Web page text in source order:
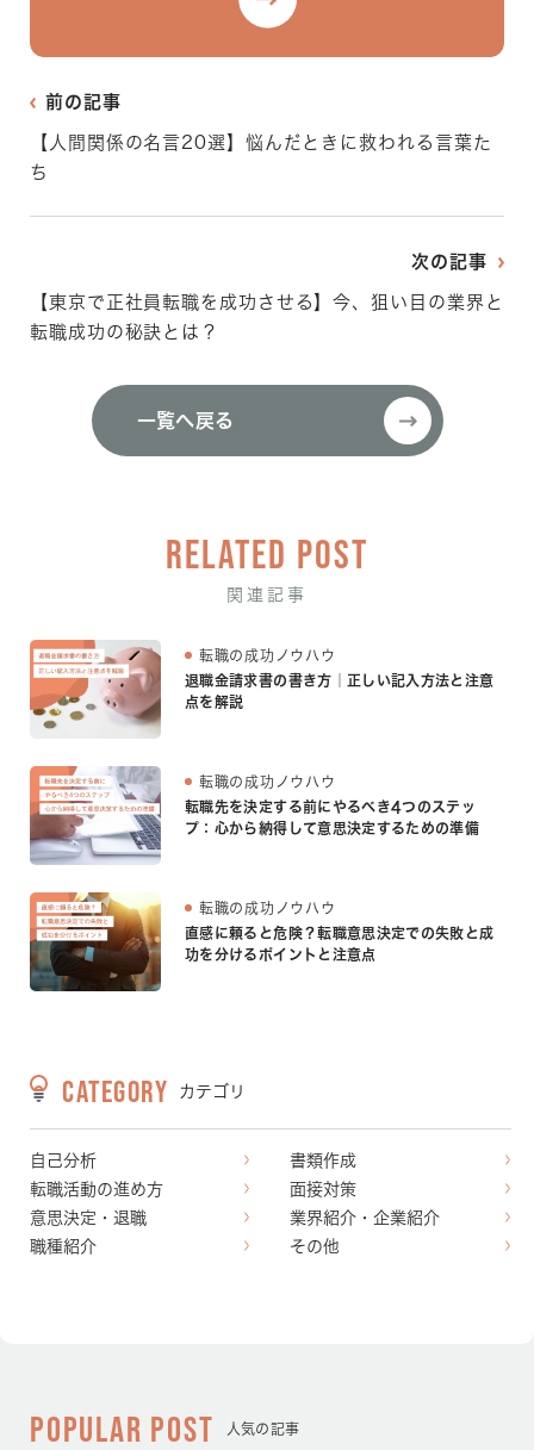
前の記事
【人間関係の名言20選】悩んだときに救われる言葉た
ち
次の記事
【東京で正社員転職を成功させる】今、狙い目の業界と
転職成功の秘訣とは？
一覧へ戻る
RELATED POST
関連記事
転職の成功ノウハウ
退職金請求書の書き方｜正しい記入方法と注意
点を解説
転職の成功ノウハウ
転職先を決定する前にやるべき4つのステッ
プ：心から納得して意思決定するための準備
転職の成功ノウハウ
直感に頼ると危険？転職意思決定での失敗と成
功を分けるポイントと注意点
CATEGORY カテゴリ
自己分析
書類作成
転職活動の進め方
面接対策
意思決定・退職
業界紹介・企業紹介
職種紹介
その他
POPULAR POST 人気の記事